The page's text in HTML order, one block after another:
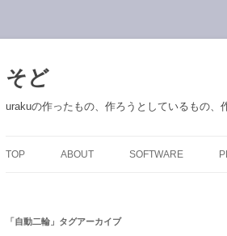
ン
ツ
ス
そど
urakuの作ったもの、作ろうとしているもの、
TOP ABOUT SOFTWARE
「自動二輪 」タグアーカイブ